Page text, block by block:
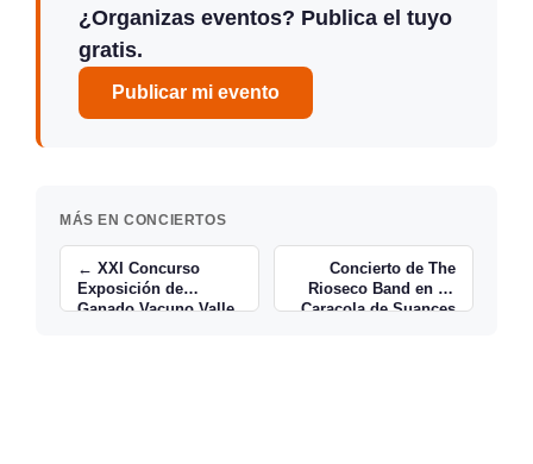
¿Organizas eventos? Publica el tuyo
gratis.
Publicar mi evento
MÁS EN CONCIERTOS
← XXI Concurso
Exposición de
Ganado Vacuno Valle
Concierto de The
Rioseco Band en La
Caracola de Suances